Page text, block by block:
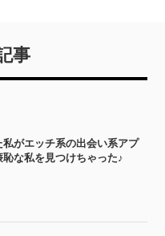
でのハプニング体験談！
事
がエッチ系の出会い系アプ
恥な私を見つけちゃった♪